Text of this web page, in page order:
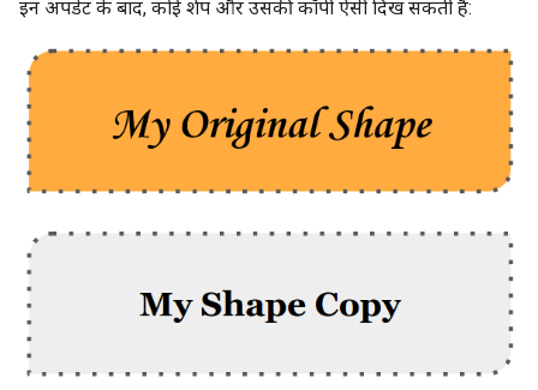
इन अपडेट के बाद, कोई शेप और उसकी कॉपी ऐसी दिख सकती है: